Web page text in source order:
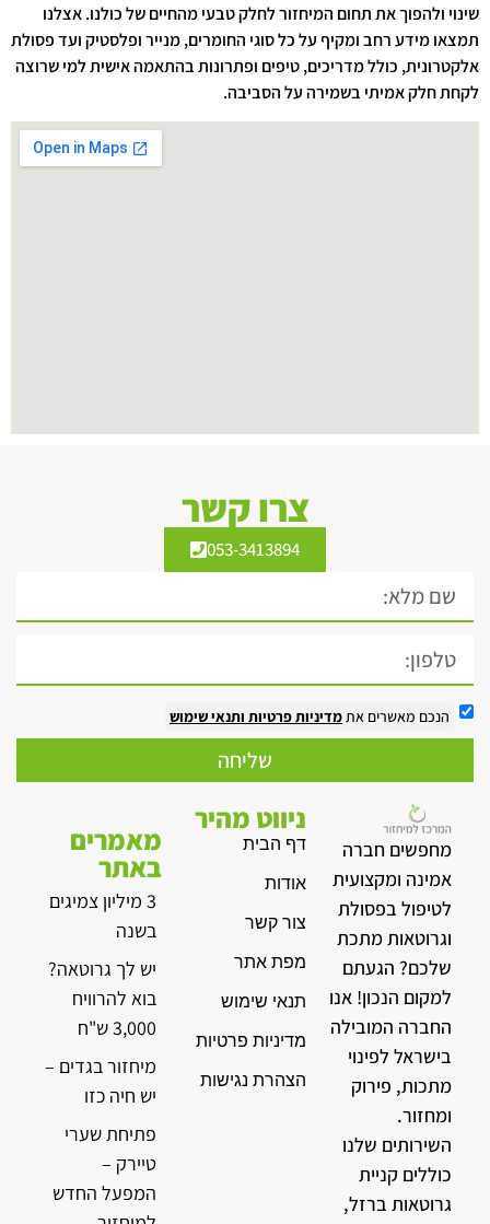
שינוי ולהפוך את תחום המיחזור לחלק טבעי מהחיים של כולנו. אצלנו
תמצאו מידע רחב ומקיף על כל סוגי החומרים, מנייר ופלסטיק ועד פסולת
אלקטרונית, כולל מדריכים, טיפים ופתרונות בהתאמה אישית למי שרוצה
לקחת חלק אמיתי בשמירה על הסביבה.
צרו קשר
053-3413894
הנכם מאשרים אתמדיניות פרטיות ותנאי שימוש
שליחה
מחפשים חברה
אמינה ומקצועית
לטיפול בפסולת
וגרוטאות מתכת
שלכם? הגעתם
למקום הנכון! אנו
החברה המובילה
בישראל לפינוי
מתכות, פירוק
ומחזור.
השירותים שלנו
כוללים קניית
גרוטאות ברזל,
ניווט מהיר
דף הבית
אודות
צור קשר
מפת אתר
תנאי שימוש
מדיניות פרטיות
הצהרת נגישות
מאמרים
באתר
3 מיליון צמיגים
בשנה
יש לך גרוטאה?
בוא להרוויח
3,000 ש"ח
מיחזור בגדים –
יש חיה כזו
פתיחת שערי
טיירק –
המפעל החדש